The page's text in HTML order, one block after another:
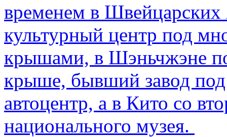
временем в Швейцарских
культурный центр под
крышами, в Шэньчжэне
крыше, бывший завод
автоцентр, а в Кито со
национального музея.